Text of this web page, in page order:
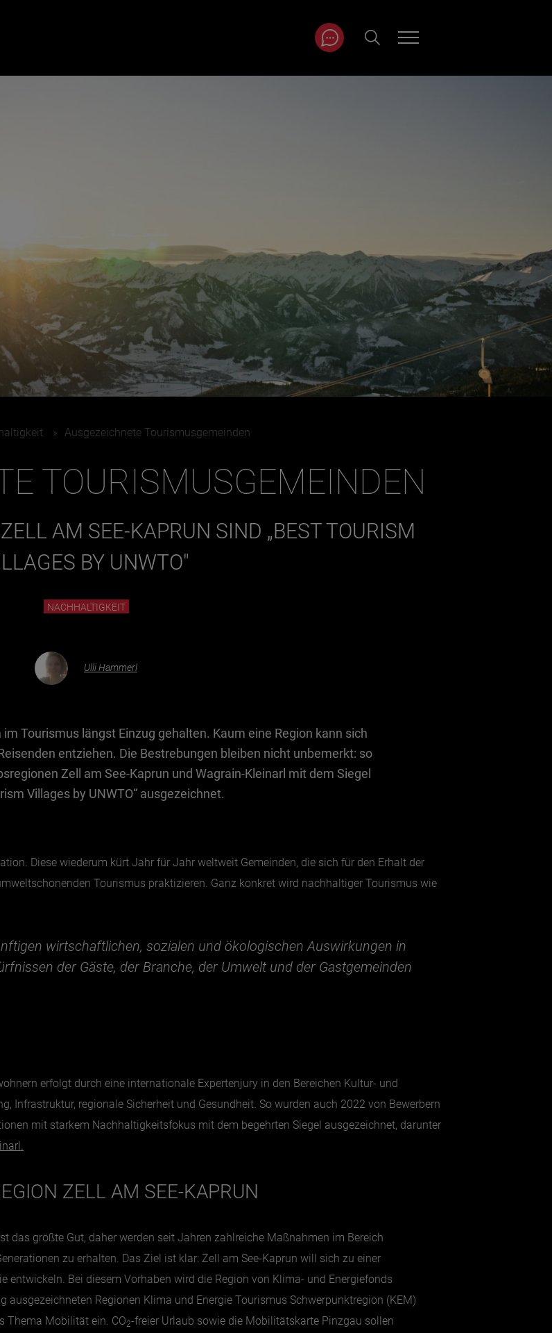
Archiv
April
Mai
Juni
Oktober
November
Dezember
» Ausgezeichnete Tourismusgemeinden
TOURISMUSGEMEINDEN
AM SEE-KAPRUN SIND „BEST TOURISM
BY UNWTO"
NACHHALTIGKEIT
Ulli Hammerl
Tourismus längst Einzug gehalten. Kaum eine Region kann sich
entziehen. Die Bestrebungen bleiben nicht unbemerkt: so
Zell am See-Kaprun und Wagrain-Kleinarl mit dem Siegel
Villages by UNWTO“ ausgezeichnet.
Diese wiederum kürt Jahr für Jahr weltweit Gemeinden, die sich für den Erhalt der
Tourismus praktizieren. Ganz konkret wird nachhaltiger Tourismus wie
wirtschaftlichen, sozialen und ökologischen Auswirkungen in
der Gäste, der Branche, der Umwelt und der Gastgemeinden
erfolgt durch eine internationale Expertenjury in den Bereichen Kultur- und
Infrastruktur, regionale Sicherheit und Gesundheit. So wurden auch 2022 von Bewerbern
mit starkem Nachhaltigkeitsfokus mit dem begehrten Siegel ausgezeichnet, darunter
ZELL AM SEE-KAPRUN
das größte Gut, daher werden seit Jahren zahlreiche Maßnahmen im Bereich
zu erhalten. Das Ziel ist klar: Zell am See-Kaprun will sich zu einer
entwickeln. Bei diesem Vorhaben wird die Region von Klima- und Energiefonds
Regionen Klima und Energie Tourismus Schwerpunktregion (KEM)
Thema Mobilität ein. CO2-freier Urlaub sowie die Mobilitätskarte Pinzgau sollen